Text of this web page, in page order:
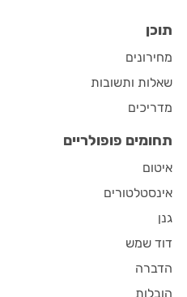
תוכן
מחירונים
שאלות ותשובות
מדריכים
תחומים פופולריים
איטום
אינסטלטורים
גנן
דוד שמש
הדברה
הובלות